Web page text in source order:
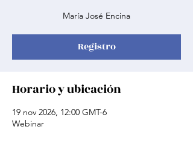
María José Encina
Registro
Horario y ubicación
19 nov 2026, 12:00 GMT-6
Webinar